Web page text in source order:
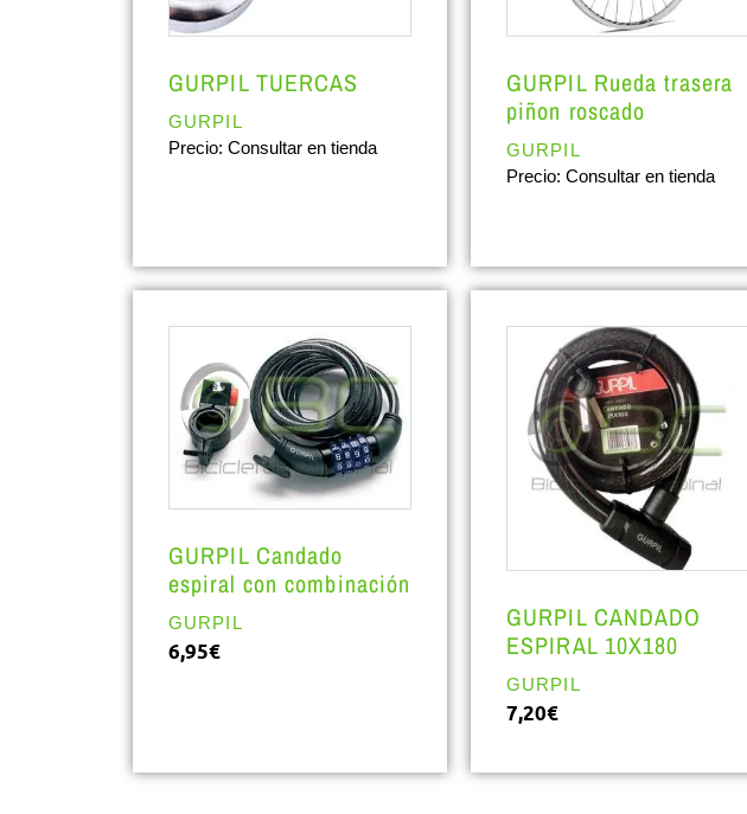
GURPIL TUERCAS
GURPIL
Precio: Consultar en tienda
GURPIL Rueda trasera
piñon roscado
GURPIL
Precio: Consultar en tienda
GURPIL Candado
espiral con combinación
GURPIL
6,95€
GURPIL CANDADO
ESPIRAL 10X180
GURPIL
7,20€